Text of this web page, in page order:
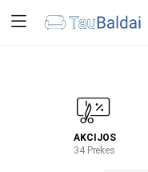
AKCIJOS
34 Prekes